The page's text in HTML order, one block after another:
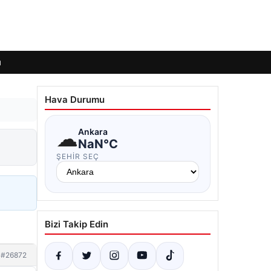
#26872
Hava Durumu
☁Ankara
NaN°C
ŞEHIR SEÇ
Bizi Takip Edin